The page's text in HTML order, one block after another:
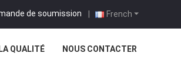
French
de soumission |
QUALITÉ NOUS CONTACTER